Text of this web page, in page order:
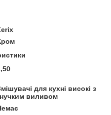
для кухні високі з
виливом